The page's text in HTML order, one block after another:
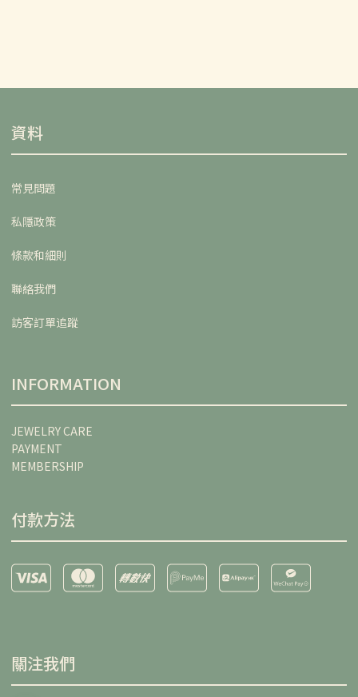
資料
常見問題
私隱政策
條款和細則
聯絡我們
訪客訂單追蹤
INFORMATION
JEWELRY CARE
PAYMENT
MEMBERSHIP
付款方法
關注我們